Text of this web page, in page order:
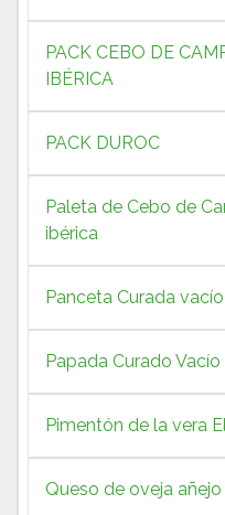
PACK CEBO DE
IBÉRICA
PACK DUROC
Paleta de Cebo de
ibérica
Panceta Curada vacío
Papada Curado Vacío
Pimentón de la vera
Queso de oveja añejo